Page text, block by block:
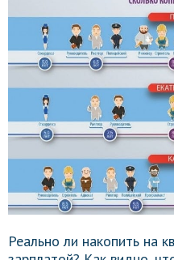
Реально ли накопить на